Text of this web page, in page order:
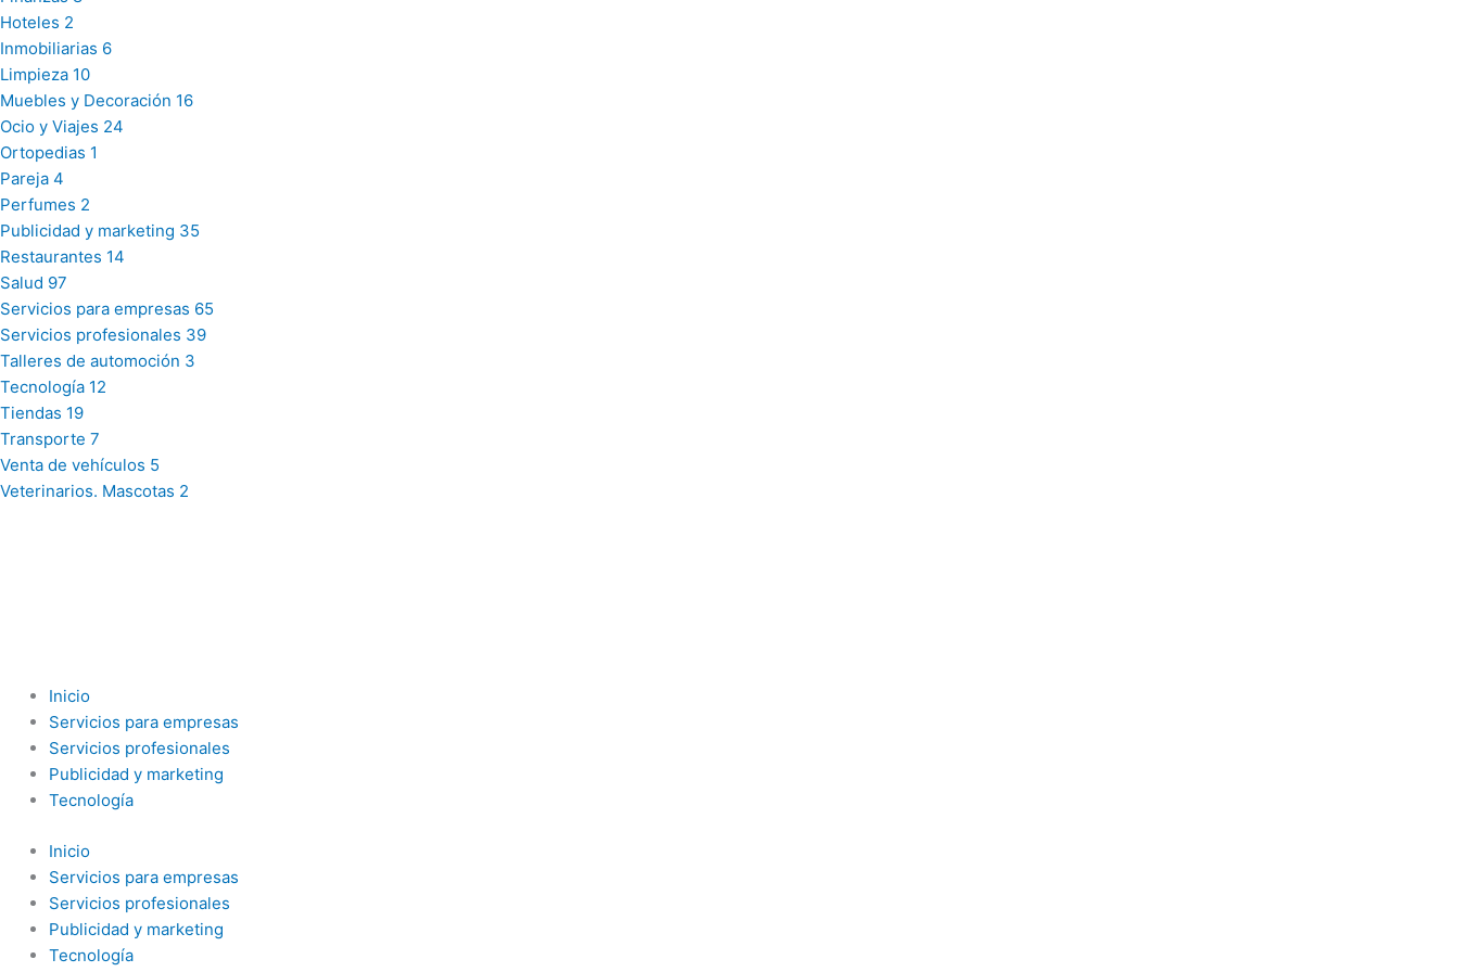
Hoteles 2
Inmobiliarias 6
Limpieza 10
Muebles y Decoración 16
Ocio y Viajes 24
Ortopedias 1
Pareja 4
Perfumes 2
Publicidad y marketing 35
Restaurantes 14
Salud 97
Servicios para empresas 65
Servicios profesionales 39
Talleres de automoción 3
Tecnología 12
Tiendas 19
Transporte 7
Venta de vehículos 5
Veterinarios. Mascotas 2
Inicio
Servicios para empresas
Servicios profesionales
Publicidad y marketing
Tecnología
Inicio
Servicios para empresas
Servicios profesionales
Publicidad y marketing
Tecnología